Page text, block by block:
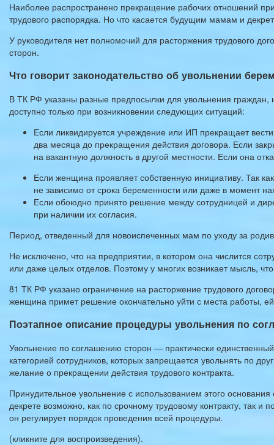
Наиболее распространено прекращение рабочих отношений
трудового распорядка. Но что касается будущим мамам и
У руководителя нет полномочий для расторжения трудового
сторон.
Что говорит законодательство об увольнении
В ТК РФ указаны разные предпосылки для увольнения
доступно только при возникновении следующих ситуаций:
Если ликвидируется учреждение или ИП прекращает
два месяца до прекращения действия договора. Если
на вакантную должность в другой местности. Если она
Если женщина проявляет собственную инициативу. Так
не зависимо от срока беременности или даже в момент
Если обоюдно принято решение между сотрудницей и
при наличии их согласия.
Период, отведенный для новоиспеченных мам по уходу за
Не исключено, что на предприятии, в котором она числится
или даже целых отделов. Поэтому у многих возникает мысль,
81 ТК РФ указано ограничение на расторжение трудового
женщина примет решение окончательно уйти с места работы,
Поэтапное описание процедуры увольнения по
Увольнение по соглашению сторон — практически
категорией сотрудников, которых запрещается увольнять по
желание о прекращении действия трудового контракта.
Принудительное увольнение с использованием этого
декрете возможно, как по срочному трудовому контракту, так
он регулирует порядок проведения всей процедуры.
(кликните для воспроизведения).